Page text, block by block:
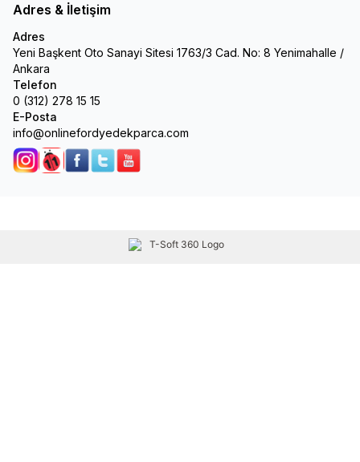
Adres & İletişim
Adres
Yeni Başkent Oto Sanayi Sitesi 1763/3 Cad. No: 8 Yenimahalle /
Ankara
Telefon
0 (312) 278 15 15
E-Posta
info@onlinefordyedekparca.com